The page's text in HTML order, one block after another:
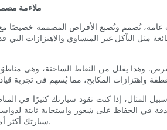
ملاءمة
تُصمم وتُصنع الأقراص المصممة خصيصًا مع
التآكل غير المتساوي والاهتزازات التي
وهذا يقلل من النقاط الساخنة، وهي
إذا كنت تقود سيارتك كثيرًا في
في الحفاظ على شعور واستجابة ثابتة
سيارتك أكثر أمانًا وثباتًا على الطريق.